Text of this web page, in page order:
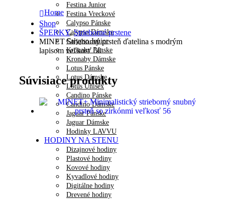
Festina Junior
Festina Vreckové
Calypso Pánske
Calypso Dámske
Calypso Junior
Kronaby Pánske
Kronaby Dámske
Lotus Pánske
Lotus Dámske
Lotus Unisex
Candino Pánske
Candino Dámske
Jaguar Pánske
Jaguar Dámske
Hodinky LAVVU
HODINY NA STENU
Dizajnové hodiny
Plastové hodiny
Kovové hodiny
Kyvadlové hodiny
Digitálne hodiny
Drevené hodiny
Home
Shop
ŠPERKY,Strieborné prstene
MINET Strieborný prsteň ďatelina s modrým
lapisom veľkosť 50
Súvisiace produkty